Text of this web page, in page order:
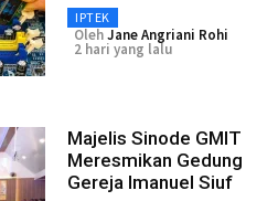
IPTEK
OlehJane Angriani Rohi
2 hari yang lalu
Majelis Sinode GMIT
Meresmikan Gedung
Gereja Imanuel Siuf